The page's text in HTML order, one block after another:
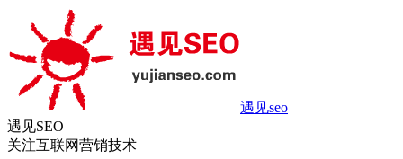
遇见seo
遇见SEO
关注互联网营销技术